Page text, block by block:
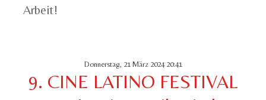
Arbeit!
Donnerstag, 21 März 2024 20:41
9. CINE LATINO FESTIVAL